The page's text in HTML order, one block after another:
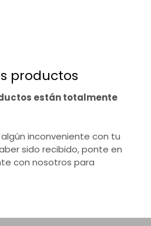
productos
están totalmente
inconveniente con tu
sido recibido, ponte en
con nosotros para